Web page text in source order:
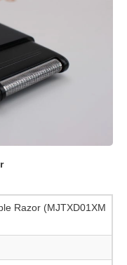
Razor (MJTXD01XM